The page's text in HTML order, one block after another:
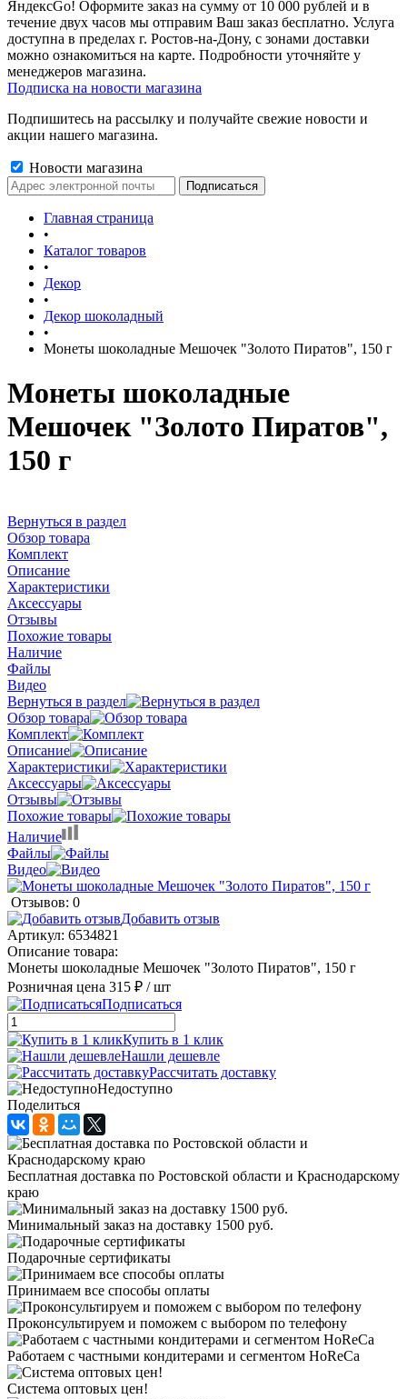
ЯндексGo! Оформите заказ на сумму от 10 000 рублей и в
течение двух часов мы отправим Ваш заказ бесплатно. Услуга
доступна в пределах г. Ростов-на-Дону, с зонами доставки
можно ознакомиться на карте. Подробности уточняйте у
менеджеров магазина.
Подписка на новости магазина
Подпишитесь на рассылку и получайте свежие новости и
акции нашего магазина.
Новости магазина
Главная страница
•
Каталог товаров
•
Декор
•
Декор шоколадный
•
Монеты шоколадные Мешочек "Золото Пиратов", 150 г
Монеты шоколадные
Мешочек "Золото Пиратов",
150 г
Вернуться в раздел
Обзор товара
Комплект
Описание
Характеристики
Аксессуары
Отзывы
Похожие товары
Наличие
Файлы
Видео
Вернуться в раздел
Обзор товара
Комплект
Описание
Характеристики
Аксессуары
Отзывы
Похожие товары
Наличие
Файлы
Видео
Отзывов: 0
Добавить отзыв
Артикул: 6534821
Описание товара:
Монеты шоколадные Мешочек "Золото Пиратов", 150 г
Розничная цена 315 ₽ / шт
Подписаться
Купить в 1 клик
Нашли дешевле
Рассчитать доставку
Недоступно
Поделиться
Бесплатная доставка по Ростовской области и Краснодарскому
краю
Минимальный заказ на доставку 1500 руб.
Подарочные сертификаты
Принимаем все способы оплаты
Проконсультируем и поможем с выбором по телефону
Работаем с частными кондитерами и сегментом HoReCa
Система оптовых цен!